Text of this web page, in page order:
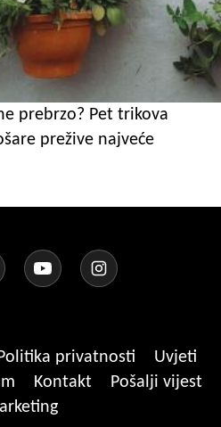
prebrzo? Pet trikova
prežive najveće
Politika privatnosti
Uvjeti
Kontakt
Pošalji vijest